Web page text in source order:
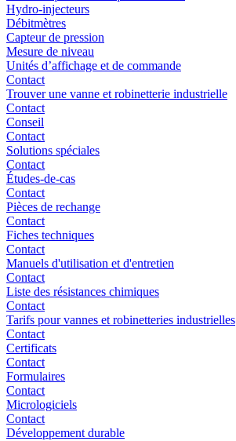
Hydro-injecteurs
Débitmètres
Capteur de pression
Mesure de niveau
Unités d’affichage et de commande
Contact
Trouver une vanne et robinetterie industrielle
Contact
Conseil
Contact
Solutions spéciales
Contact
Études-de-cas
Contact
Pièces de rechange
Contact
Fiches techniques
Contact
Manuels d'utilisation et d'entretien
Contact
Liste des résistances chimiques
Contact
Tarifs pour vannes et robinetteries industrielles
Contact
Certificats
Contact
Formulaires
Contact
Micrologiciels
Contact
Développement durable